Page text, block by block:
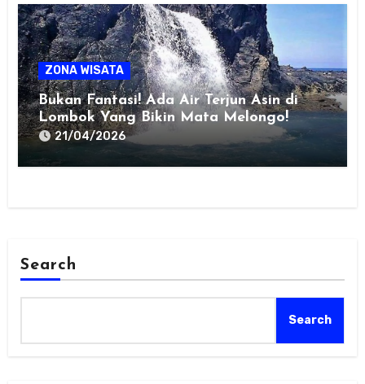
ZONA WISATA
Bukan Fantasi! Ada Air Terjun Asin di
Lombok Yang Bikin Mata Melongo!
21/04/2026
Search
Search